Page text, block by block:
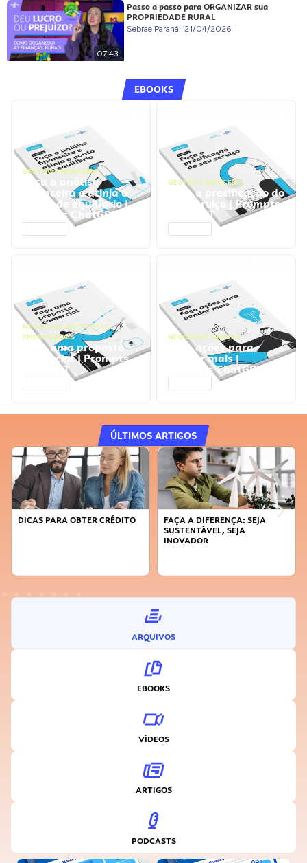
07:43
Passo a passo para ORGANIZAR sua
PROPRIEDADE RURAL
Sebrae Paraná 21/04/2026
EBOOKS
GESTÃO FINANCEIRA
Faça a análise
financeira e atinja o
ponto de equilíbrio |
Prompts ChatGPT
GESTÃO FINANCEIRA
Faça a precificação do
seu serviço | Prompts
ChatGPT
NEGÓCIOS, PROCESSOS
EMPRESARIAIS
Faça uma proposta
comercial | Prompts
ChatGPT
NEGÓCIOS, VENDAS
Faça ações para
vender mais |
Prompts ChatGPT
ÚLTIMOS ARTIGOS
DICAS PARA OBTER CRÉDITO
FAÇA A DIFERENÇA: SEJA
SUSTENTÁVEL, SEJA
INOVADOR
ARQUIVOS
EBOOKS
VÍDEOS
ARTIGOS
PODCASTS